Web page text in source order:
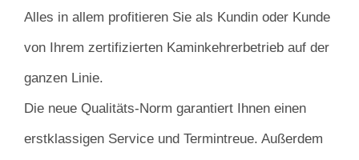
Alles in allem profitieren Sie als Kundin oder Kunde
von Ihrem zertifizierten Kaminkehrerbetrieb auf der
ganzen Linie.
Die neue Qualitäts-Norm garantiert Ihnen einen
erstklassigen Service und Termintreue. Außerdem